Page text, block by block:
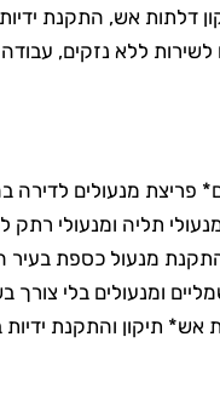
דלתות אש, התקנת
לשירות ללא נזקים,
פריצת מנעולים לדירה
תליה ומנעולי רתק
מנעול כספת
ומנעולים בלי
אש* תיקון והתקנת